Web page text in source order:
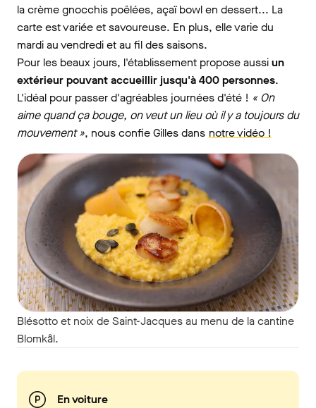
la crème gnocchis poêlées, açaï bowl en dessert... La
carte est variée et savoureuse. En plus, elle varie du
mardi au vendredi et au fil des saisons.
Pour les beaux jours, l'établissement propose aussiun
extérieur pouvant accueillir jusqu'à 400 personnes.
L'idéal pour passer d'agréables journées d'été ! « On
aime quand ça bouge, on veut un lieu où il y a toujours du
mouvement », nous confie Gilles dans notre vidéo !
Blésotto et noix de Saint-Jacques au menu de la cantine
Blomkål.
En voiture